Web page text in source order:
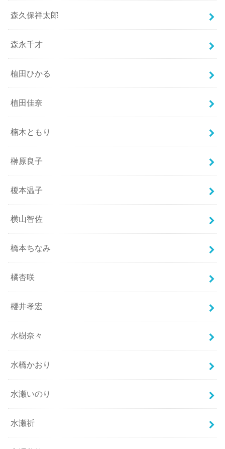
森久保祥太郎
森永千才
植田ひかる
植田佳奈
楠木ともり
榊原良子
榎本温子
横山智佐
橋本ちなみ
橘杏咲
櫻井孝宏
水樹奈々
水橋かおり
水瀬いのり
水瀬祈